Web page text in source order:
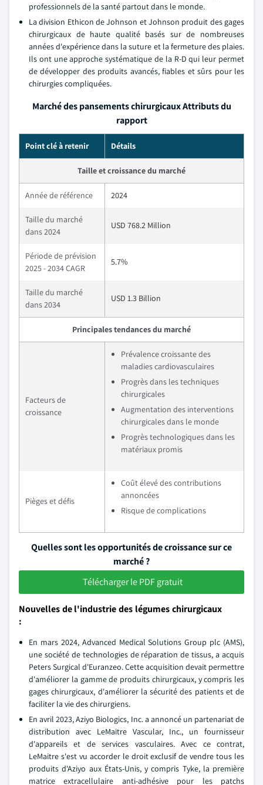
professionnels de la santé partout dans le monde.
La division Ethicon de Johnson et Johnson produit des gages
chirurgicaux de haute qualité basés sur de nombreuses
années d'expérience dans la suture et la fermeture des plaies.
Ils ont une approche systématique de la R-D qui leur permet
de développer des produits avancés, fiables et sûrs pour les
chirurgies compliquées.
Marché des pansements chirurgicaux Attributs du
rapport
Point clé à retenir Détails
Taille et croissance du marché
Année de référence 2024
Taille du marché
dans 2024
USD 768.2 Million
Période de prévision
2025 - 2034 CAGR
5.7%
Taille du marché
dans 2034
USD 1.3 Billion
Principales tendances du marché
Facteurs de
croissance
Prévalence croissante des
maladies cardiovasculaires
Progrès dans les techniques
chirurgicales
Augmentation des interventions
chirurgicales dans le monde
Progrès technologiques dans les
matériaux promis
Pièges et défis
Coût élevé des contributions
annoncées
Risque de complications
Quelles sont les opportunités de croissance sur ce
marché ?
Télécharger le PDF gratuit
Nouvelles de l'industrie des légumes chirurgicaux
:
En mars 2024, Advanced Medical Solutions Group plc (AMS),
une société de technologies de réparation de tissus, a acquis
Peters Surgical d'Euranzeo. Cette acquisition devait permettre
d'améliorer la gamme de produits chirurgicaux, y compris les
gages chirurgicaux, d'améliorer la sécurité des patients et de
faciliter la vie des chirurgiens.
En avril 2023, Aziyo Biologics, Inc. a annoncé un partenariat de
distribution avec LeMaitre Vascular, Inc., un fournisseur
d'appareils et de services vasculaires. Avec ce contrat,
LeMaitre s'est vu accorder le droit exclusif de vendre tous les
produits d'Aziyo aux États-Unis, y compris Tyke, la première
matrice extracellulaire anti-adhésive pour les patchs